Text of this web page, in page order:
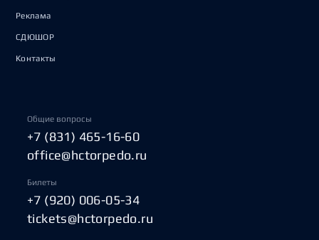
Реклама
СДЮШОР
Контакты
Общие вопросы
+7 (831) 465-16-60
office@hctorpedo.ru
Билеты
+7 (920) 006-05-34
tickets@hctorpedo.ru